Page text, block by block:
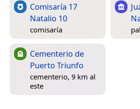
Comisaría 17
Natalio 10
comisaría
Cementerio de
Puerto Triunfo
cementerio, 9 km al
este